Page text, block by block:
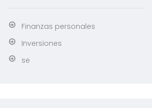
Finanzas personales
Inversiones
se